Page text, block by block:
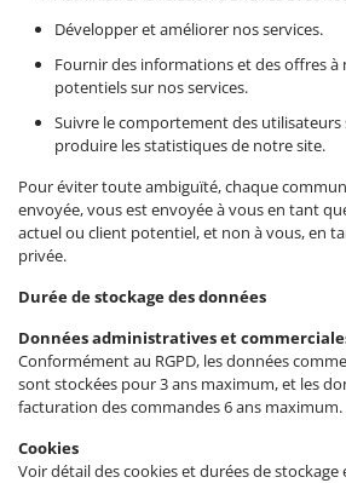
Développer et améliorer nos services.
Fournir des informations et des offres à
potentiels sur nos services.
Suivre le comportement des
produire les statistiques de notre site.
Pour éviter toute ambiguïté, chaque
envoyée, vous est envoyée à vous en tant
actuel ou client potentiel, et non à vous, en
privée.
Durée de stockage des données
Données administratives et
Conformément au RGPD, les données
sont stockées pour 3 ans maximum, et les
facturation des commandes 6 ans maximum.
Cookies
Voir détail des cookies et durées de stockage